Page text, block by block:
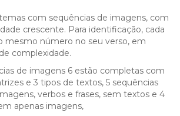
com sequências de imagens, com
crescente. Para identificação, cada
mesmo número no seu verso, em
complexidade.
de imagens 6 estão completas com
e 3 tipos de textos, 5 sequências
verbos e frases, sem textos e 4
apenas imagens,